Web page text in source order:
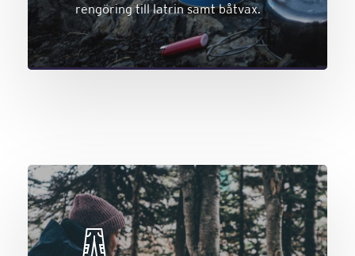
rengöring till latrin samt båtvax.